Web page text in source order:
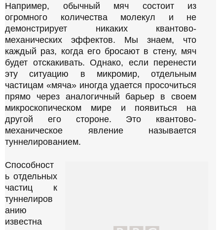
п
у
л
я
р
н
о
е
Например, обычный мяч состоит из
огромного количества молекул и не
демонстрирует никаких квантово-
механических эффектов. Мы знаем, что
каждый раз, когда его бросают в стену, мяч
будет отскакивать. Однако, если перенести
эту ситуацию в микромир, отдельным
частицам «мяча» иногда удается просочиться
прямо через аналогичный барьер в своем
микроскопическом мире и появиться на
другой его стороне. Это квантово-
механическое явление называется
туннелированием.
Способност
ь отдельных
частиц к
туннелиров
анию
известна